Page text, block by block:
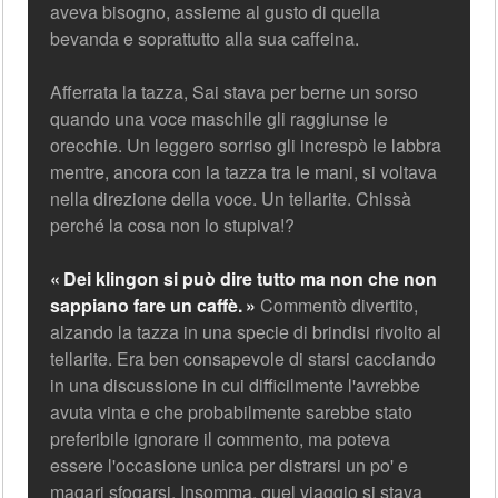
aveva bisogno, assieme al gusto di quella
bevanda e soprattutto alla sua caffeina.
Afferrata la tazza, Sai stava per berne un sorso
quando una voce maschile gli raggiunse le
orecchie. Un leggero sorriso gli increspò le labbra
mentre, ancora con la tazza tra le mani, si voltava
nella direzione della voce. Un tellarite. Chissà
perché la cosa non lo stupiva!?
Dei klingon si può dire tutto ma non che non
sappiano fare un caffè.
Commentò divertito,
alzando la tazza in una specie di brindisi rivolto al
tellarite. Era ben consapevole di starsi cacciando
in una discussione in cui difficilmente l'avrebbe
avuta vinta e che probabilmente sarebbe stato
preferibile ignorare il commento, ma poteva
essere l'occasione unica per distrarsi un po' e
magari sfogarsi. Insomma, quel viaggio si stava